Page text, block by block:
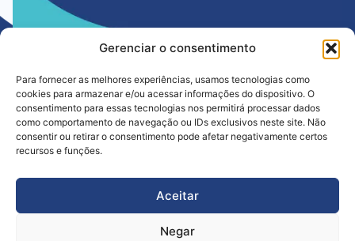
Gerenciar o consentimento
Para fornecer as melhores experiências, usamos tecnologias como
cookies para armazenar e/ou acessar informações do dispositivo. O
consentimento para essas tecnologias nos permitirá processar dados
como comportamento de navegação ou IDs exclusivos neste site. Não
consentir ou retirar o consentimento pode afetar negativamente certos
recursos e funções.
Aceitar
Negar
Há mais de 35 anos ajudando empresas a crescer com segurança e
gestão e fortalecer o futuro do seu negócio.
CRC PR 005900/O
POLÍTICA DE QUALIDADE